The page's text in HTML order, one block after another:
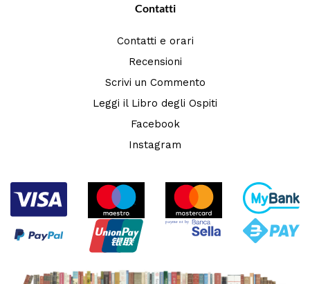
Contatti
Contatti e orari
Recensioni
Scrivi un Commento
Leggi il Libro degli Ospiti
Facebook
Instagram